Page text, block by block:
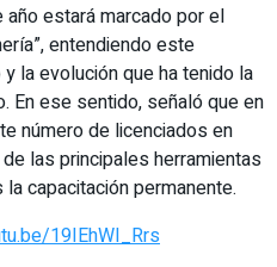
año estará marcado por el
entendiendo este
la evolución que ha tenido la
En ese sentido, señaló que en
número de licenciados en
las principales herramientas
capacitación permanente.
19IEhWI_Rrs